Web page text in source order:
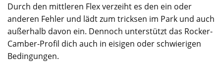
Durch den mittleren Flex verzeiht es den ein oder
anderen Fehler und lädt zum tricksen im Park und auch
außerhalb davon ein. Dennoch unterstützt das Rocker-
Camber-Profil dich auch in eisigen oder schwierigen
Bedingungen.